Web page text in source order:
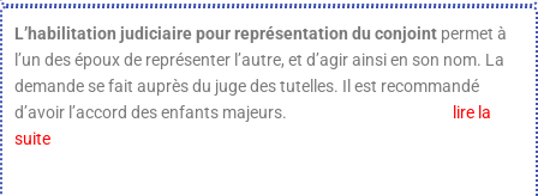
L’habilitation judiciaire pour représentation du conjoint permet à
l’un des époux de représenter l’autre, et d’agir ainsi en son nom. La
demande se fait auprès du juge des tutelles. Il est recommandé
d’avoir l’accord des enfants majeurs.
lire la
suite